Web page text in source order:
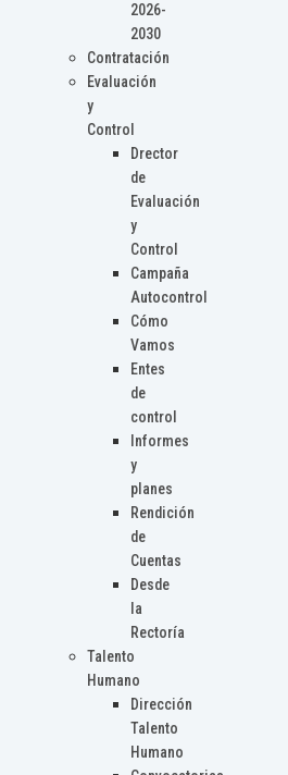
2026-
2030
Contratación
Evaluación
y
Control
Drector
de
Evaluación
y
Control
Campaña
Autocontrol
Cómo
Vamos
Entes
de
control
Informes
y
planes
Rendición
de
Cuentas
Desde
la
Rectoría
Talento
Humano
Dirección
Talento
Humano